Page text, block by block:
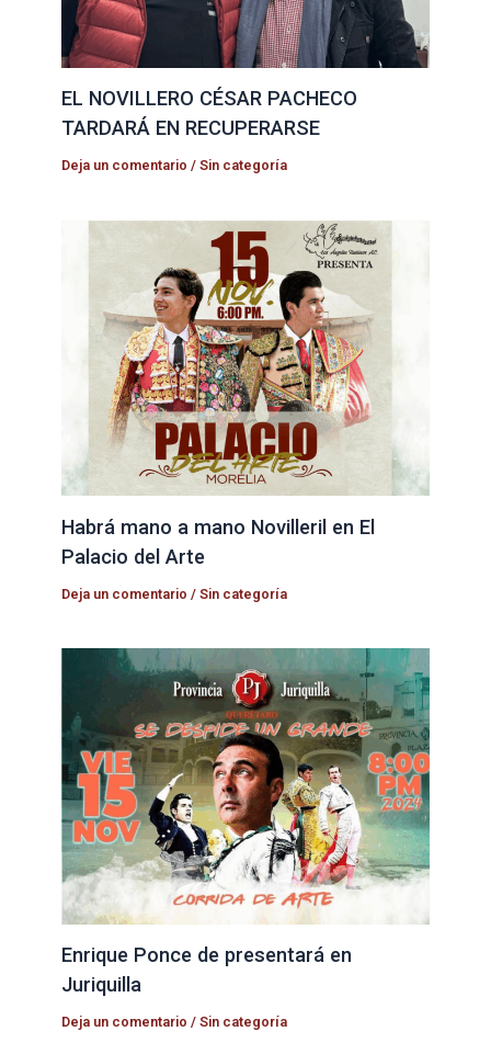
EL NOVILLERO CÉSAR PACHECO
TARDARÁ EN RECUPERARSE
Deja un comentario /Sin categoría
Habrá mano a mano Novilleril en El
Palacio del Arte
Deja un comentario /Sin categoría
Enrique Ponce de presentará en
Juriquilla
Deja un comentario /Sin categoría